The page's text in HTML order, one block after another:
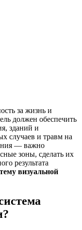
за жизнь и
должен обеспечить
зданий и
случаев и травм на
— важно
зоны, сделать их
результата
визуальной